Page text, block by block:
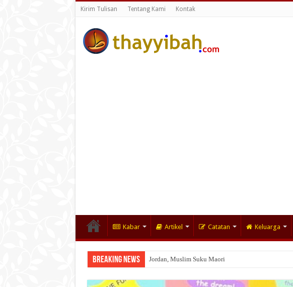
Kirim Tulisan Tentang Kami Kontak
Kabar Artikel Catatan Keluarga
Breaking News Jordan, Muslim Suku Maori
Wakaf Emas Muktamar